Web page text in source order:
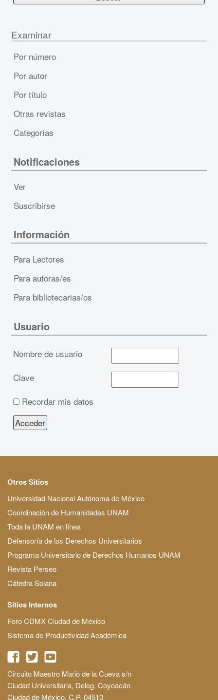
Examinar
Por número
Por autor
Por título
Otras revistas
Categorías
Notificaciones
Ver
Suscribirse
Información
Para Lectores
Para autoras/es
Para bibliotecarias/os
Usuario
Nombre de usuario
Clave
Recordar mis datos
Otros Sitios
Universidad Nacional Autónoma de México
Coordinación de Humanidades UNAM
Toda la UNAM en línea
Defensoría de los Derechos Universitarios
Programa Universitario de Derechos Humanos UNAM
Revista Perseo
Cátedra Solana
Sitios Internos
Foro CDMX Ciudad de México
Sistema de Productividad Académica
Circuito Maestro Mario de la Cueva s/n
Ciudad Universitaria, Deleg. Coyoacán
Ciudad de México, C.P. 04510